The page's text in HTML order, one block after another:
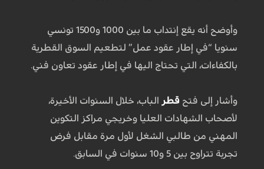
وأوضح أنه يقع إنتداب ما بين 1000 و1500 تونسي
سنويا “في إطار عقود عمل” لتطعيم السوق القطرية
بالكفاءات، التي تحتاج اليها في إطار عقود تعاون فني.
وأشار إلى فتح قطر
الباب، خلال السنوات الأخيرة،
لأصحاب الشهادات العليا وخريجي مراكز التكوين
المهني من طالبي الشغل لأول مرة مقابل فرض
تجربة تتراوح بين 5 و10 سنوات في السابق.